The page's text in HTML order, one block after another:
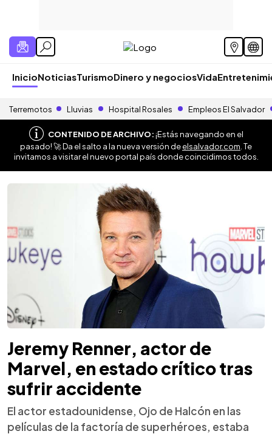
InicioNoticiasTurismoDinero y negociosVida
Terremotos Lluvias Hospital Rosales Empleos El Salvador
CONTENIDO DE ARCHIVO:¡Estás navegando en el
pasado! 🚀 Da el salto a la nueva versión deelsalvador.com . Te
invitamos a visitar el nuevo portal país donde coincidimos todos.
Jeremy Renner, actor de
Marvel, en estado crítico tras
sufrir accidente
El actor estadounidense, Ojo de Halcón en las
películas de la factoría de superhéroes, estaba